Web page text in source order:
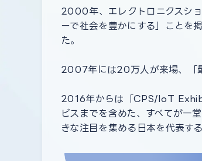
2000年、エレクトロニクスシ
ーで社会を豊かにする」ことを
た。
2007年には20万人が来場、「
2016年からは「CPS/IoT
ビスまでを含めた、すべてが一
きな注目を集める日本を代表す